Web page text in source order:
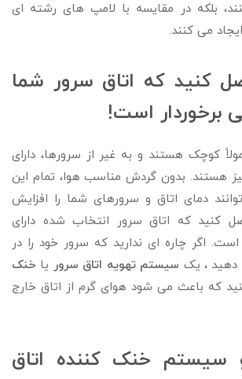
بلکه در مقایسه با لامپ های رشته ای
می کنند.
کنید که اتاق سرور شما
برخوردار است!
کوچک هستند و به غیر از سرورها، دارای
هستند. بدون گردش مناسب هوا، تمام این
دمای اتاق و سرورهای شما را افزایش
کنید که اتاق سرور انتخاب شده دارای
اگر چاره ای ندارید که سرور خود را در
دهید ، یک سیستم تهویه اتاق سرور یا خنک
که باعث می شود هوای گرم از اتاق خارج
سیستم خنک کننده اتاق